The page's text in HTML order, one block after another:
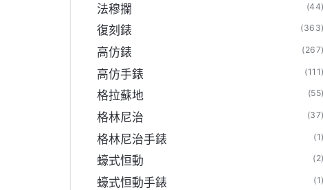
法穆攔
復刻錶
高仿錶
高仿手錶
格拉蘇地
格林尼治
格林尼治手錶
蠔式恒動
蠔式恒動手錶